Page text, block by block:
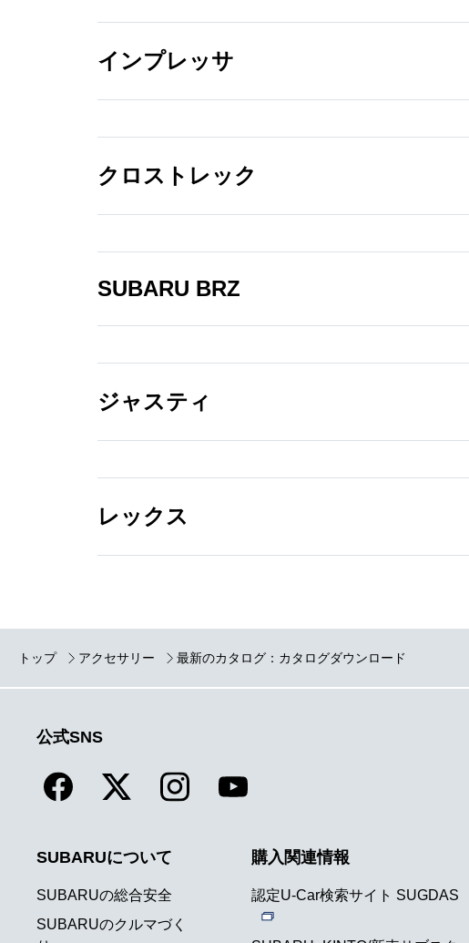
（S:HEV） アクセサ
PDF/21.8MB
リーアイテムリスト
インプレッサ
サリーアイテムリス
PDF/15.8MB
クロストレック
セサリーアイテムリ
PDF/13.2MB
SUBARU BRZ
セサリーアイテムリ
PDF/37.1MB
ジャスティ
レックス
レックス アクセサリ
トップ アクセサリー 最新のカタログ：カタログダウンロード
公式SNS
SUBARUについて
SUBARUの総合安全
SUBARUのクルマづく
購入関連情報
認定U-Car検索サイト SUGDAS